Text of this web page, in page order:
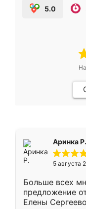
5.0
Аринка Р.
5 августа
Больше всех
предложение
Елены